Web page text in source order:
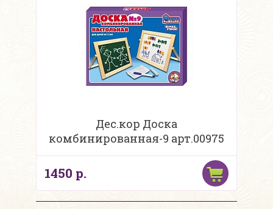
Дес.кор Доска
комбинированная-9 арт.00975
1450 р.